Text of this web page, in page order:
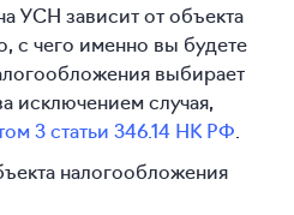
УСН зависит от объекта
с чего именно вы будете
выбирает
исключением случая,
3 статьи 346.14 НК РФ
налогообложения